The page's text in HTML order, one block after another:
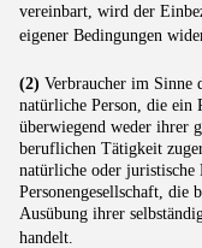
vereinbart, wird der
eigener Bedingungen
(2) Verbraucher im Sinne
natürliche Person, die ein
überwiegend weder ihrer
beruflichen Tätigkeit
natürliche oder juristische
Personengesellschaft, die
Ausübung ihrer
handelt.